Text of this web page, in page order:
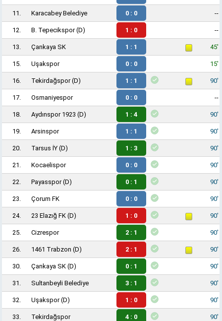
11. Karacabey Belediye 0 : 0 --
12. B. Tepecikspor(D) 1 : 0 --
13. Çankaya SK 1 : 1 45'
15. Uşakspor 0 : 0 15'
16. Tekirdağspor(D) 1 : 1 90'
17. Osmaniyespor 0 : 0 --
18. Aydınspor 1923 (D) 1 : 4 90'
19. Arsinspor 1 : 1 90'
20. Tarsus İY (D) 1 : 3 90'
21. Kocaelispor 0 : 0 90'
22. Payasspor(D) 0 : 1 90'
23. Çorum FK 0 : 0 90'
24. 23 Elazığ FK (D) 1 : 0 90'
25. Cizrespor 2 : 1 90'
26. 1461 Trabzon (D) 2 : 1 90'
30. Çankaya SK (D) 0 : 1 90'
31. Sultanbeyli Belediye 3 : 1 90'
32. Uşakspor(D) 1 : 0 90'
33. Tekirdağspor 4 : 0 90'